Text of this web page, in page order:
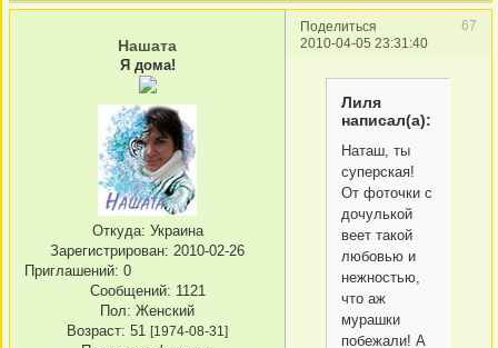
Поделиться
67
2010-04-05 23:31:40
Нашата
Я дома!
Откуда: Украина
Зарегистрирован: 2010-02-26
Приглашений: 0
Сообщений: 1121
Пол: Женский
Возраст: 51 [1974-08-31]
Лиля
написал(а):
Наташ, ты
суперская!
От фоточки с
дочулькой
веет такой
любовью и
нежностью,
что аж
мурашки
побежали! А